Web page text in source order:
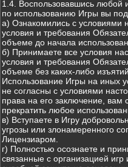
1.4. Воспользовавшись любой
по использованию Игры вы
а) Ознакомились с условиями
условия и требования
объеме до начала
б) Принимаете все условия
условия и требования
объеме без каких-либо
Использование Игры на иных
не согласны с условиями
права на его заключение, вам
прекратить любое
в) Вступаете в Игру
угрозы или злонамеренного
Лицензиаром.
г) Полностью осознаете и
связанные с организацией